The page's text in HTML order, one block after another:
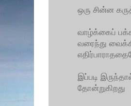
ஒரு சின்ன
வாழ்க்கைப்
வரைந்து
இப்படி
தோன்றுகிறது